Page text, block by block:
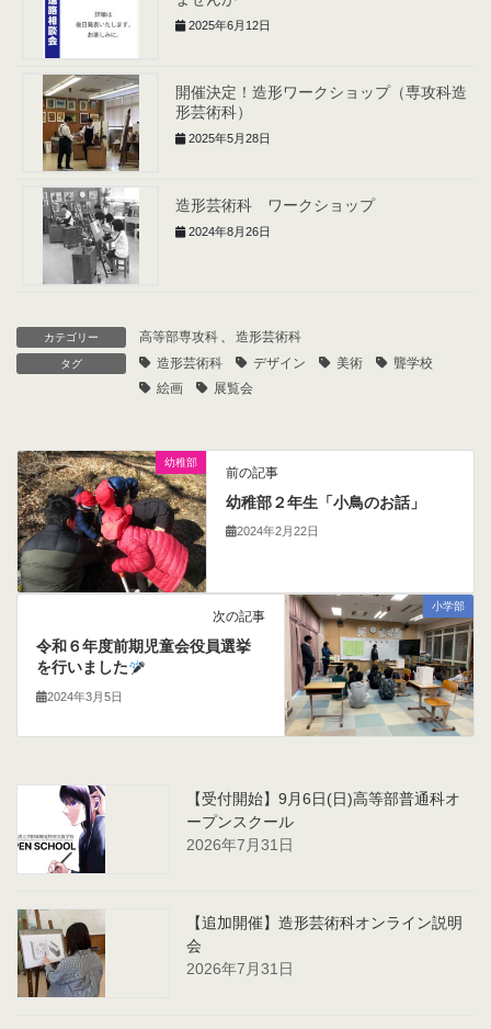
2025年6月12日
開催決定！造形ワークショップ（専攻科造
形芸術科）
2025年5月28日
造形芸術科 ワークショップ
2024年8月26日
カテゴリー 高等部専攻科 、 造形芸術科
タグ 造形芸術科 デザイン 美術
聾学校
絵画
展覧会
幼稚部
前の記事
幼稚部２年生「小鳥のお話」
2024年2月22日
小学部
次の記事
令和６年度前期児童会役員選挙
を行いました
2024年3月5日
【受付開始】9月6日(日)高等部普通科オ
ープンスクール
2026年7月31日
【追加開催】造形芸術科オンライン説明
会
2026年7月31日